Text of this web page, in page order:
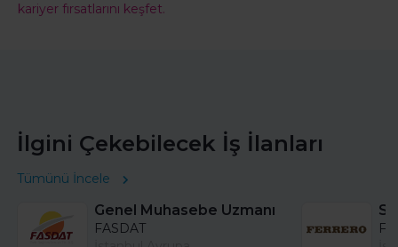
kariyer fırsatlarını keşfet.
İlgini Çekebilecek İş İlanları
Tümünü İncele
Genel Muhasebe Uzmanı
FASDAT